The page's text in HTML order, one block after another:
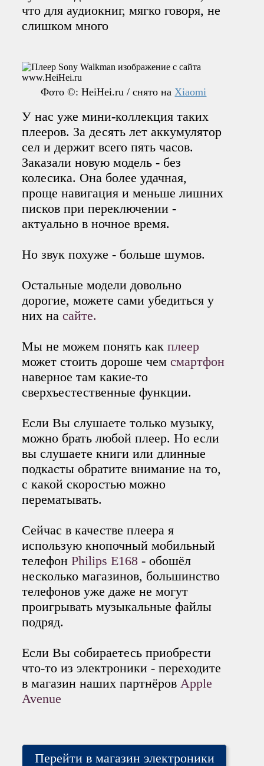
что для аудиокниг, мягко говоря, не
слишком много
Фото ©: HeiHei.ru / снято на Xiaomi
У нас уже мини-коллекция таких
плееров. За десять лет аккумулятор
сел и держит всего пять часов.
Заказали новую модель - без
колесика. Она более удачная,
проще навигация и меньше лишних
писков при переключении -
актуально в ночное время.
Но звук похуже - больше шумов.
Остальные модели довольно
дорогие, можете сами убедиться у
них насайте.
Мы не можем понять какплеер
может стоить дороше чемсмартфон
наверное там какие-то
сверхъестественные функции.
Если Вы слушаете только музыку,
можно брать любой плеер. Но если
вы слушаете книги или длинные
подкасты обратите внимание на то,
с какой скоростью можно
перематывать.
Сейчас в качестве плеера я
использую кнопочный мобильный
телефонPhilips E168- обошёл
несколько магазинов, большинство
телефонов уже даже не могут
проигрывать музыкальные файлы
подряд.
Если Вы собираетесь приобрести
что-то из электроники - переходите
в магазин наших партнёров Apple
Avenue
Перейти в магазин электроники